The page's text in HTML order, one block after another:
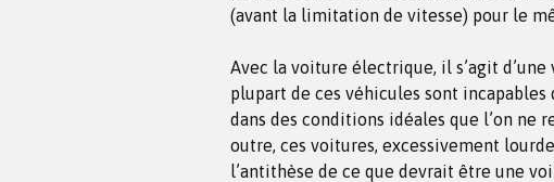
(avant la limitation de vitesse) pour le
Avec la voiture électrique, il s’agit
plupart de ces véhicules sont
dans des conditions idéales que l’on ne
outre, ces voitures, excessivement
l’antithèse de ce que devrait être une